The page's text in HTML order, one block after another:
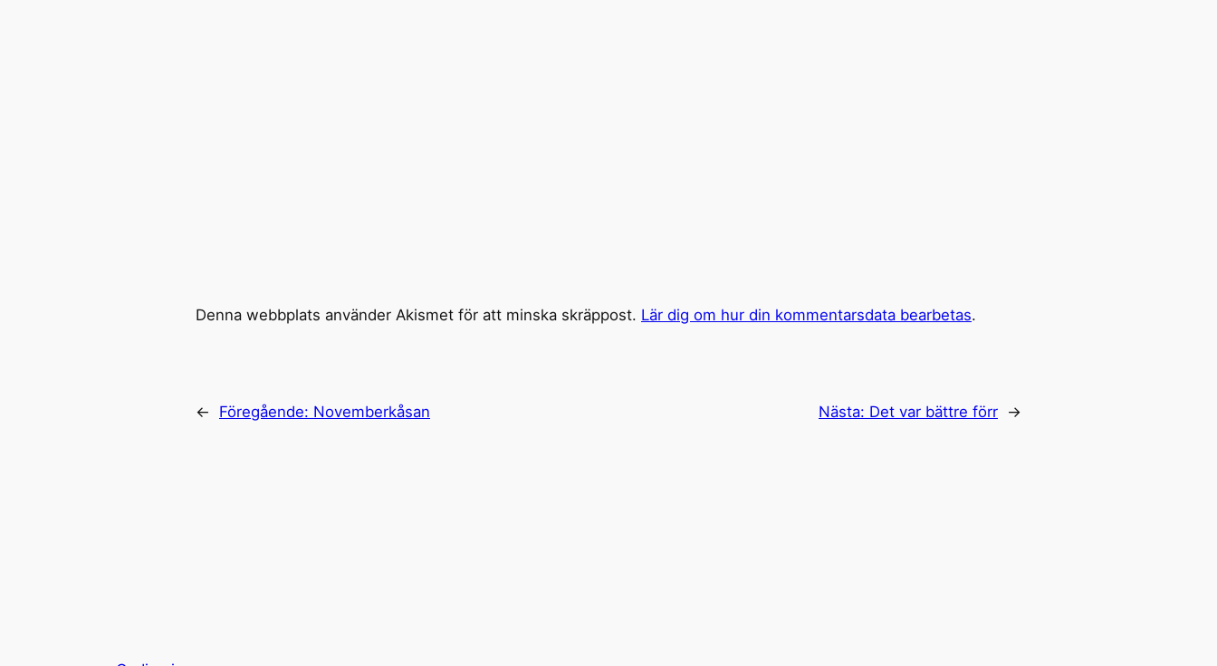
Denna webbplats använder Akismet för att minska skräppost. Lär dig om hur din kommentarsdata bearbetas.
← Föregående: Novemberkåsan Nästa: Det var bättre förr →